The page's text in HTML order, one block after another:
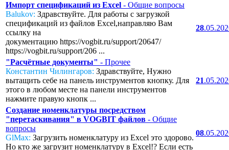
Импорт спецификаций из Excel - Общие вопросы
Balukov: Здравствуйте. Для работы с загрузкой
спецификаций из файлов Excel,направляю Вам
ссылку на
документацию https://vogbit.ru/support/20647/
https://vogbit.ru/support/206 ...
28
"Расчётные документы" - Прочее
Константин Чилингаров: Здравствуйте, Нужно
вытащить себе на панель инструментов кнопку. Для
этого в любом месте на панели инструментов
нажмите правую кнопк ...
21
Создание номенклатуры посредством
"перетаскивания" в VOGBIT файлов - Общие
вопросы
GlMax: Загрузить номенклатуру из Excel это здорово.
Но кто же загрузит номенклатуру в Excel!? Если есть
08